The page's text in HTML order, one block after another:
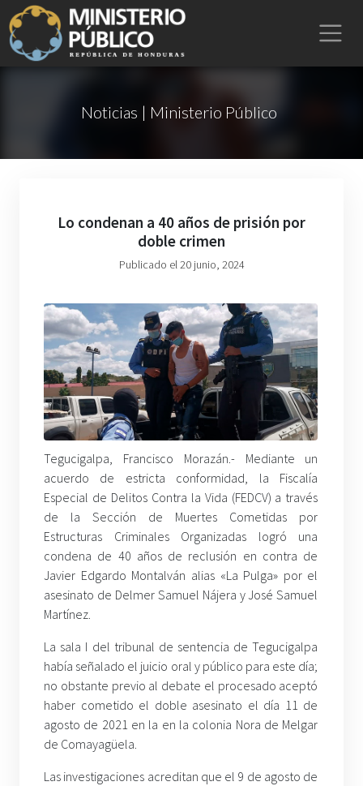
Noticias | Ministerio Público
Lo condenan a 40 años de prisión por
doble crimen
Publicado el 20 junio, 2024
Tegucigalpa, Francisco Morazán.- Mediante un
acuerdo de estricta conformidad, la Fiscalía
Especial de Delitos Contra la Vida (FEDCV) a través
de la Sección de Muertes Cometidas por
Estructuras Criminales Organizadas logró una
condena de 40 años de reclusión en contra de
Javier Edgardo Montalván alias «La Pulga» por el
asesinato de Delmer Samuel Nájera y José Samuel
Martínez.
La sala I del tribunal de sentencia de Tegucigalpa
había señalado el juicio oral y público para este día;
no obstante previo al debate el procesado aceptó
haber cometido el doble asesinato el día 11 de
agosto de 2021 en la en la colonia Nora de Melgar
de Comayagüela.
Las investigaciones acreditan que el 9 de agosto de